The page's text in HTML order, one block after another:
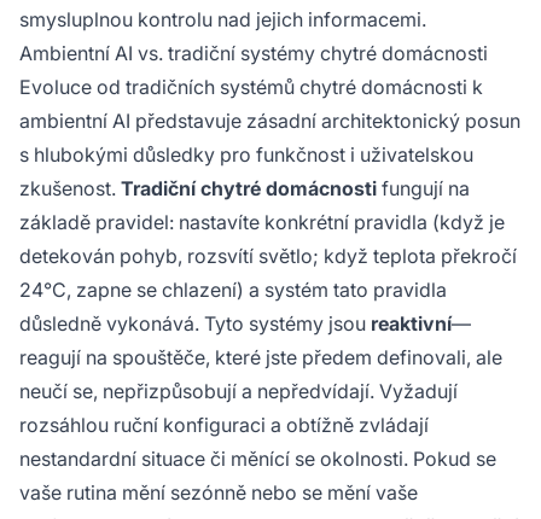
smysluplnou kontrolu nad jejich informacemi.
Ambientní AI vs. tradiční systémy chytré domácnosti
Evoluce od tradičních systémů chytré domácnosti k
ambientní AI představuje zásadní architektonický posun
s hlubokými důsledky pro funkčnost i uživatelskou
zkušenost. Tradiční chytré domácnosti fungují na
základě pravidel: nastavíte konkrétní pravidla (když je
detekován pohyb, rozsvítí světlo; když teplota překročí
24°C, zapne se chlazení) a systém tato pravidla
důsledně vykonává. Tyto systémy jsou reaktivní—
reagují na spouštěče, které jste předem definovali, ale
neučí se, nepřizpůsobují a nepředvídají. Vyžadují
rozsáhlou ruční konfiguraci a obtížně zvládají
nestandardní situace či měnící se okolnosti. Pokud se
vaše rutina mění sezónně nebo se mění vaše